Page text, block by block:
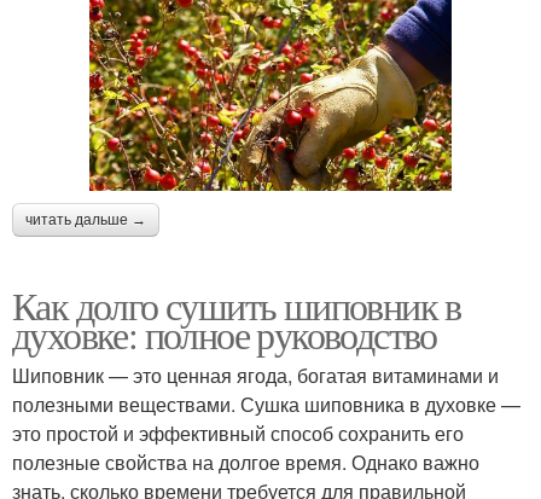
читать дальше →
Как долго сушить шиповник в
духовке: полное руководство
Шиповник — это ценная ягода, богатая витаминами и
полезными веществами. Сушка шиповника в духовке —
это простой и эффективный способ сохранить его
полезные свойства на долгое время. Однако важно
знать, сколько времени требуется для правильной